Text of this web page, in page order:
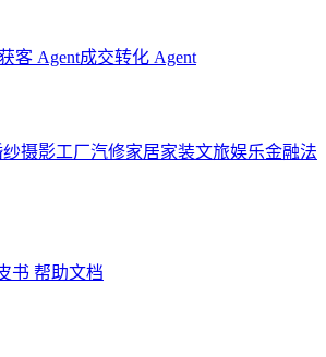
客 Agent成交转化 Agent
纱摄影工厂汽修家居家装文旅娱乐金融法
书 帮助文档